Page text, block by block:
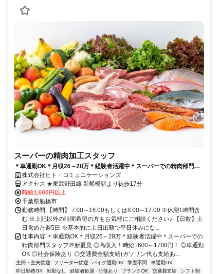
スーパーの精肉加工スタッフ
＊車通勤OK＊月収26～28万＊経験者活躍中＊スーパーでの精肉部門ス
タッフ＠新夏見
株式会社ヒト・コミュニケーションズ
アクセス ★東武野田線 新船橋駅より徒歩17分
時給1,600円以上
千葉県船橋市
勤務時間 【時間】 7:00～16:00もしくは8:00～17:00 ※休憩1時間含
む ※上記以外の時間希望の方もお気軽にご相談ください♪ 【日数】土
日含めた週5日 ※基本的に土日出勤で平日休みにな...
仕事内容 ＊車通勤OK＊月収26～28万＊経験者活躍中＊スーパーでの
精肉部門スタッフ＠新夏見 ◎高収入！時給1600～1700円！ ◎車通勤
OK ◎社会保険あり ◎交通費全額支給(ガソリン代も支給あ...
主婦・主夫歓迎 フリーター歓迎 バイク通勤OK 学歴不問
車通勤OK
即日勤務OK
転勤なし 経験者歓迎 研修あり ブランクOK 交通費支給
シフト制